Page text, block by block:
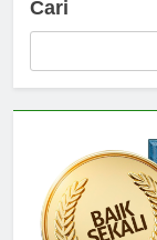
Cari